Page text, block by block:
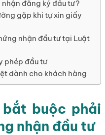
đăng ký đầu tư?
gặp khi tự xin giấy
nhận đầu tư tại Luật
phép đầu tư
dành cho khách hàng
buộc phải
nhận đầu tư